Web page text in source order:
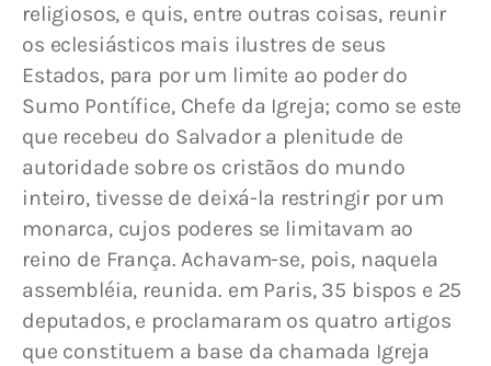
religiosos, e quis, entre outras coisas, reunir
os eclesiásticos mais ilustres de seus
Estados, para por um limite ao poder do
Sumo Pontífice, Chefe da Igreja; como se este
que recebeu do Salvador a plenitude de
autoridade sobre os cristãos do mundo
inteiro, tivesse de deixá-la restringir por um
monarca, cujos poderes se limitavam ao
reino de França. Achavam-se, pois, naquela
assembléia, reunida. em Paris, 35 bispos e 25
deputados, e proclamaram os quatro artigos
que constituem a base da chamada Igreja